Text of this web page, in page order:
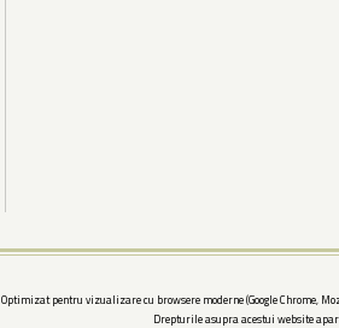
Optimizat pentru vizualizare cu browsere moderne (Google Chrome,
Drepturile asupra acestui website